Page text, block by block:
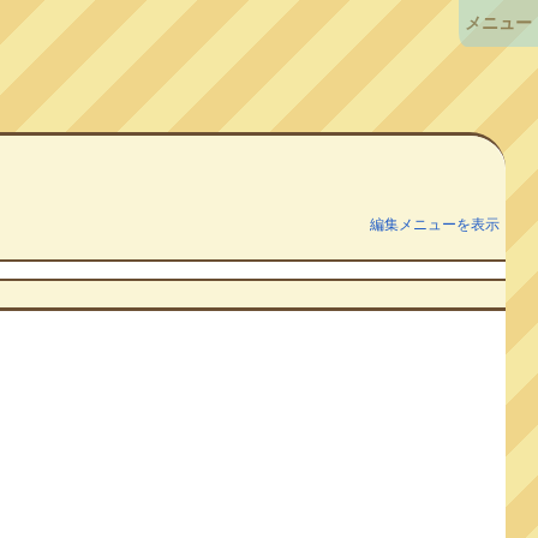
編集メニューを表示
メニュー